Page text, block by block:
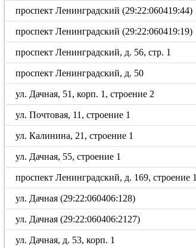
проспект Ленинградский (29:22:060419:44)
проспект Ленинградский (29:22:060419:19)
проспект Ленинградский, д. 56, стр. 1
проспект Ленинградский, д. 50
ул. Дачная, 51, корп. 1, строение 2
ул. Почтовая, 11, строение 1
ул. Калинина, 21, строение 1
ул. Дачная, 55, строение 1
проспект Ленинградский, д. 169, строение 1
ул. Дачная (29:22:060406:128)
ул. Дачная (29:22:060406:2127)
ул. Дачная, д. 53, корп. 1